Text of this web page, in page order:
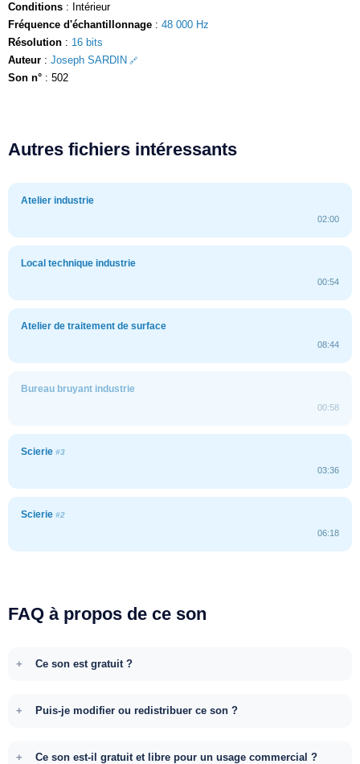
Conditions : Intérieur
Fréquence d'échantillonnage : 48 000 Hz
Résolution : 16 bits
Auteur : Joseph SARDIN
Son n° : 502
Autres fichiers intéressants
Atelier industrie
02:00
Local technique industrie
00:54
Atelier de traitement de surface
08:44
Bureau bruyant industrie
00:58
Scierie #3
03:36
Scierie #2
06:18
FAQ à propos de ce son
Ce son est gratuit ?
Puis-je modifier ou redistribuer ce son ?
Ce son est-il gratuit et libre pour un usage commercial ?